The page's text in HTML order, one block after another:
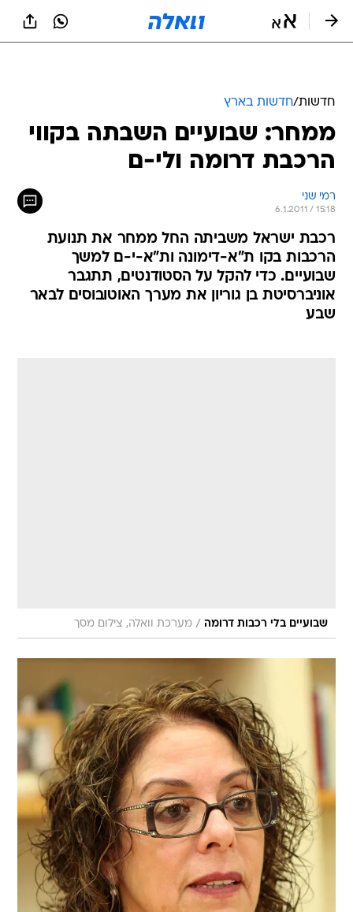
חדשות/חדשות בארץ
ממחר: שבועיים השבתה בקווי
הרכבת דרומה ולי-ם
רמי שני
6.1.2011 / 15:18
רכבת ישראל משביתה החל ממחר את תנועת
הרכבות בקו ת"א-דימונה ות"א-י-ם למשך
שבועיים. כדי להקל על הסטודנטים, תתגבר
אוניברסיטת בן גוריון את מערך האוטובוסים לבאר
שבע
שבועיים בלי רכבות דרומה / מערכת וואלה, צילום מסך